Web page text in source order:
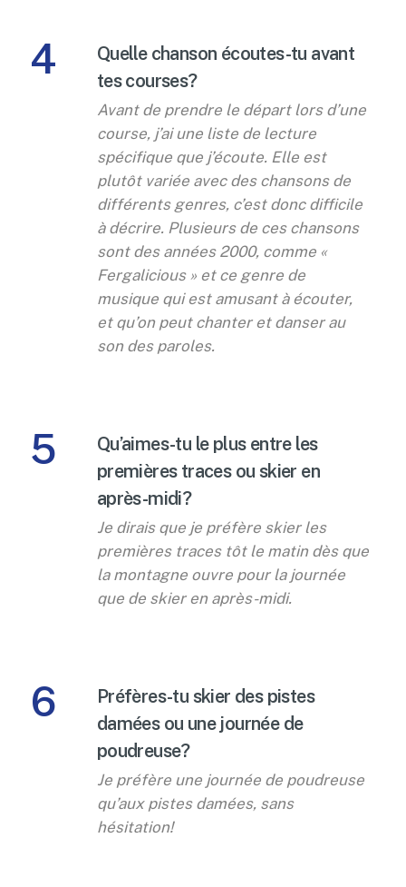
4
Quelle chanson écoutes-tu avant
tes courses?
Avant de prendre le départ lors d’une
course, j’ai une liste de lecture
spécifique que j’écoute. Elle est
plutôt variée avec des chansons de
différents genres, c’est donc difficile
à décrire. Plusieurs de ces chansons
sont des années 2000, comme «
Fergalicious » et ce genre de
musique qui est amusant à écouter,
et qu’on peut chanter et danser au
son des paroles.
5
Qu’aimes-tu le plus entre les
premières traces ou skier en
après-midi?
Je dirais que je préfère skier les
premières traces tôt le matin dès que
la montagne ouvre pour la journée
que de skier en après-midi.
6
Préfères-tu skier des pistes
damées ou une journée de
poudreuse?
Je préfère une journée de poudreuse
qu’aux pistes damées, sans
hésitation!